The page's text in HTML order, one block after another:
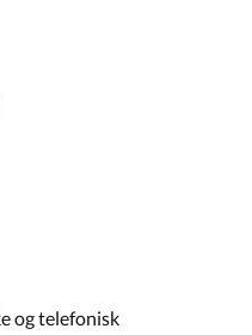
og telefonisk